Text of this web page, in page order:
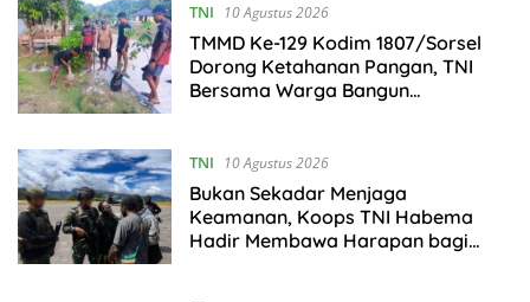
TNI 10 Agustus 2026
TMMD Ke-129 Kodim 1807/Sorsel
Dorong Ketahanan Pangan, TNI
Bersama Warga Bangun
TNI 10 Agustus 2026
Bukan Sekadar Menjaga
Keamanan, Koops TNI Habema
Hadir Membawa Harapan bagi